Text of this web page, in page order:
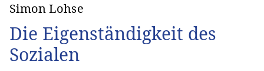
Simon Lohse
Die Eigenständigkeit des
Sozialen